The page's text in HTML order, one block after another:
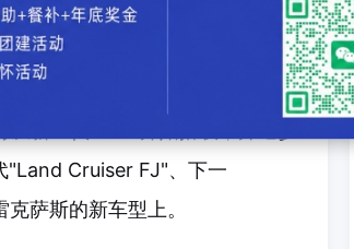
有效手段。在软件定义汽车
能控制成本又能提升附加值的重
除浪费的战略，其巧妙的经营决
新一代RAV4开始搭载，并逐步
"Land Cruiser FJ"、下一
萨斯的新车型上。